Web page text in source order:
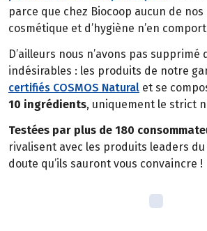
parce que chez Biocoop aucun de
cosmétique et d’hygiène n’en
D’ailleurs nous n’avons pas supprimé
indésirables : les produits de notre
certifiés COSMOS Natural et se
10 ingrédients, uniquement le strict
Testées par plus de 180
rivalisent avec les produits leaders
doute qu’ils sauront vous convaincre !